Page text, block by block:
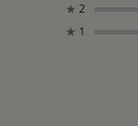
★ 2
★ 1